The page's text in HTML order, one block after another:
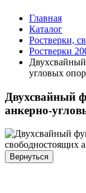
Главная
Каталог
Ростверки,
Ростверки
угловых опор
Двухсвайный
анкерно-